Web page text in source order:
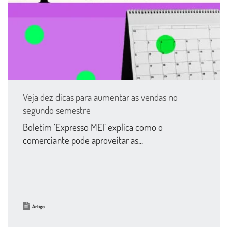
Veja dez dicas para aumentar as vendas no
segundo semestre
Boletim ‘Expresso MEI’ explica como o
comerciante pode aproveitar as...
Artigo